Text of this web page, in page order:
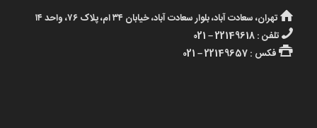
تهران، سعادت آباد، بلوار سعادت آباد، خیابان ۳۴ ام، پلاک ۷۶، واحد ۱۴
تلفن : 22149618 – 021
فکس : 22149657 – 021